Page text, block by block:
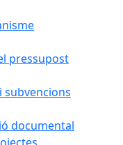
pressupost
subvencions
documental